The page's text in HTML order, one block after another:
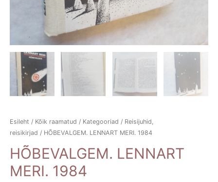
Esileht / Kõik raamatud / Kategooriad / Reisijuhid,
reisikirjad / HÕBEVALGEM. LENNART MERI. 1984
HÕBEVALGEM. LENNART
MERI. 1984